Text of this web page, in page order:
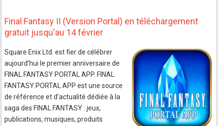
Final Fantasy II (Version Portal) en téléchargement
gratuit jusqu'au 14 février
Square Enix Ltd. est fier de célébrer
aujourd’hui le premier anniversaire de
FINAL FANTASY PORTAL APP. FINAL
FANTASY PORTAL APP est une source
de référence et d’actualité dédiée à la
saga des FINAL FANTASY : jeux,
publications, musiques, produits